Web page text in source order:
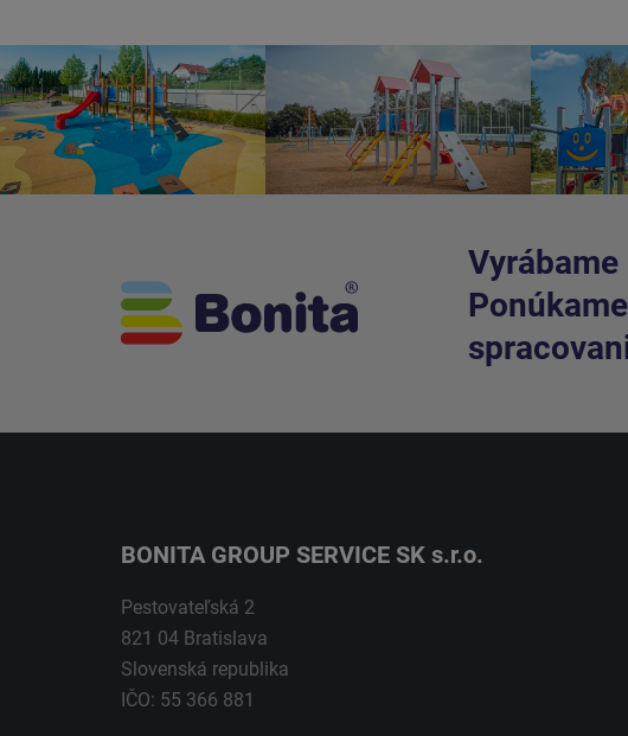
BONITA GROUP SERVICE SK s.r.o.
Pestovateľská 2
821 04 Bratislava
Slovenská republika
IČO: 55 366 881